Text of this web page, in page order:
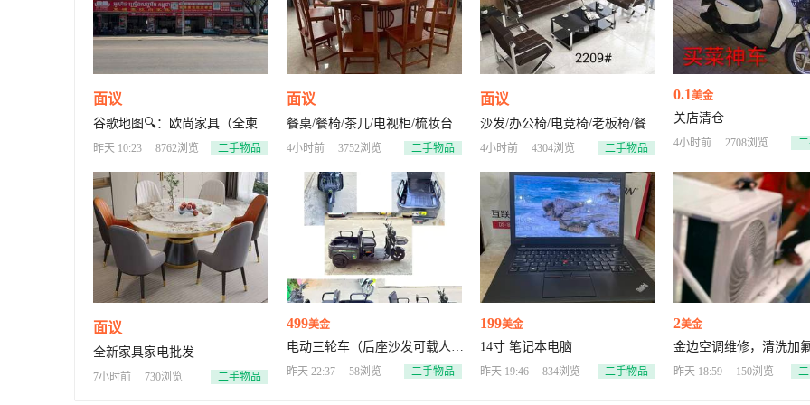
面议
谷歌地图🔍：欧尚家具（全柬境
内送货上门）
昨天 10:23 8762浏览 二手物品
面议
餐桌/餐椅/茶几/电视柜/梳妆台/
办公桌/办公椅/文件柜/鞋柜/衣
4小时前 3752浏览 二手物品
面议
沙发/办公椅/电竞椅/老板椅/餐
椅/茶台/电视柜/文件柜/衣柜/床
4小时前 4304浏览 二手物品
0.1美金
关店清仓
4小时前 2708浏览
面议
全新家具家电批发
7小时前 730浏览 二手物品
499美金
电动三轮车（后座沙发可载人可
收回载货）超威5颗电池 续航里
昨天 22:37 58浏览 二手物品
199美金
14寸 笔记本电脑
昨天 19:46 834浏览 二手物品
2美金
金边空调维修，清洗加
安装空调
昨天 18:59 150浏览